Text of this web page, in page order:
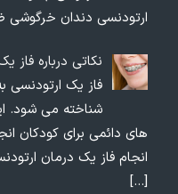
ارتودنسی دندان خرگوشی
نکاتی درباره فاز
فاز یک ارتودنسی
شناخته می شود.
های دائمی برای کودکان
انجام فاز یک درمان ارتودنسی بین
[…]